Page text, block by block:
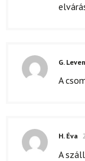
G.
A
H. Éva
A